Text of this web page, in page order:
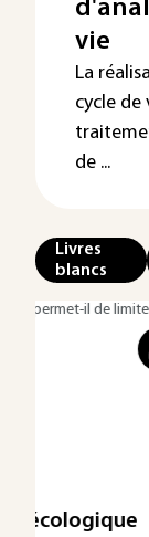
vie
La
cycle de
de ...
Livres
blancs
2050